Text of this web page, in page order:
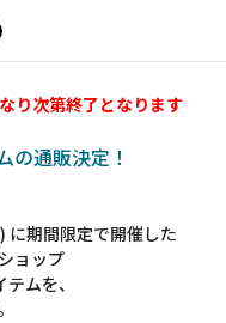
り次第終了となります
の通販決定！
期間限定で開催した
ョップ
ムを、